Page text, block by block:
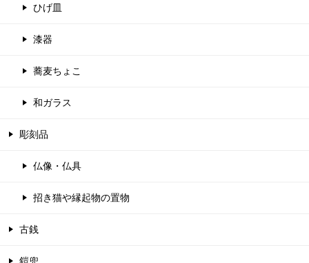
ひげ皿
漆器
蕎麦ちょこ
和ガラス
彫刻品
仏像・仏具
招き猫や縁起物の置物
古銭